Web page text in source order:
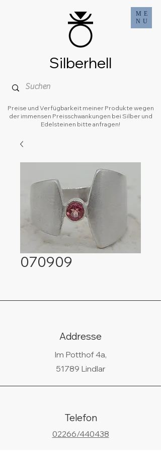
ME
NU
Preise und Verfügbarkeit meiner Produkte wegen
der immensen Preisschwankungen bei Silber und
Edelsteinen bitte anfragen!
Silberhell
070909
Addresse
Im Potthof 4a,
51789 Lindlar
Telefon
02266/440438